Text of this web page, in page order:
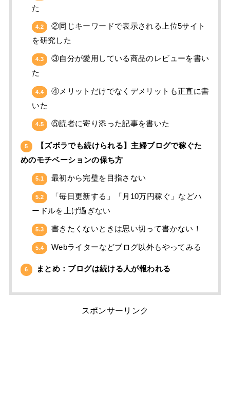
た
4.2
②同じキーワードで表示される上位5サイト
を研究した
4.3
③自分が愛用している商品のレビューを書い
た
4.4
④メリットだけでなくデメリットも正直に書
いた
4.5 ⑤読者に寄り添った記事を書いた
5
【ズボラでも続けられる】主婦ブログで稼ぐた
めのモチベーションの保ち方
5.1 最初から完璧を目指さない
5.2
「毎日更新する」「月10万円稼ぐ」などハ
ードルを上げ過ぎない
5.3 書きたくないときは思い切って書かない！
5.4 Webライターなどブログ以外もやってみる
6 まとめ：ブログは続ける人が報われる
スポンサーリンク